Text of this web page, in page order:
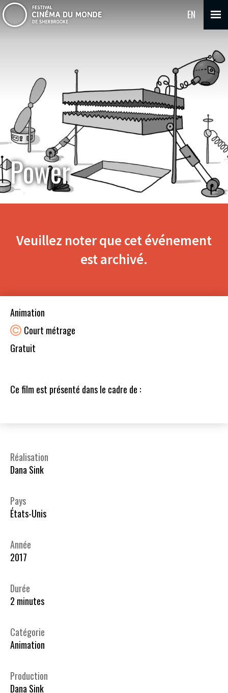
EN
Power
Veuillez noter que cet événement
est archivé.
Animation
Court métrage
Gratuit
Ce film est présenté dans le cadre de :
Réalisation
Dana Sink
Pays
États-Unis
Année
2017
Durée
2 minutes
Catégorie
Animation
Production
Dana Sink